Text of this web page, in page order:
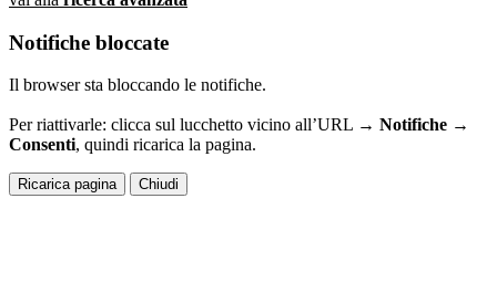
Notifiche bloccate
Il browser sta bloccando le notifiche.
Per riattivarle: clicca sul lucchetto vicino all’URL → Notifiche →
Consenti, quindi ricarica la pagina.
Ricarica pagina Chiudi